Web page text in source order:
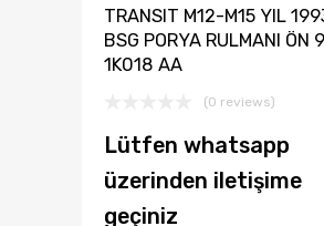
TRANSIT M12-M15 YIL
BSG PORYA RULMANI ÖN
1K018 AA
(0 reviews)
Lütfen whatsapp
üzerinden iletişime
geçiniz